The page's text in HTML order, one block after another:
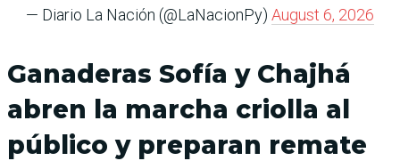
— Diario La Nación (@LaNacionPy) August 6, 2026
Ganaderas Sofía y Chajhá
abren la marcha criolla al
público y preparan remate